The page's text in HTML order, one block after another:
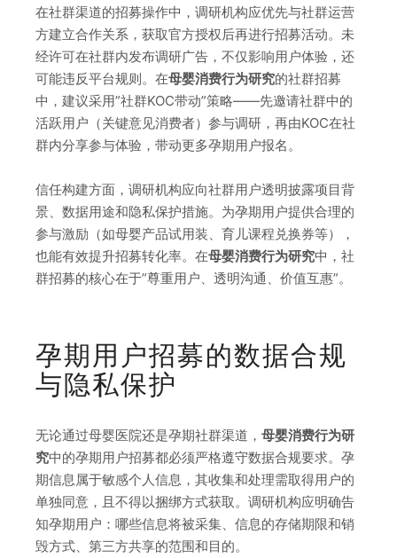
在社群渠道的招募操作中，调研机构应优先与社群运营
方建立合作关系，获取官方授权后再进行招募活动。未
经许可在社群内发布调研广告，不仅影响用户体验，还
可能违反平台规则。在母婴消费行为研究的社群招募
中，建议采用”社群KOC带动”策略——先邀请社群中的
活跃用户（关键意见消费者）参与调研，再由KOC在社
群内分享参与体验，带动更多孕期用户报名。
信任构建方面，调研机构应向社群用户透明披露项目背
景、数据用途和隐私保护措施。为孕期用户提供合理的
参与激励（如母婴产品试用装、育儿课程兑换券等），
也能有效提升招募转化率。在母婴消费行为研究中，社
群招募的核心在于”尊重用户、透明沟通、价值互惠”。
孕期用户招募的数据合规
与隐私保护
无论通过母婴医院还是孕期社群渠道， 母婴消费行为研
究中的孕期用户招募都必须严格遵守数据合规要求。孕
期信息属于敏感个人信息，其收集和处理需取得用户的
单独同意，且不得以捆绑方式获取。调研机构应明确告
知孕期用户：哪些信息将被采集、信息的存储期限和销
毁方式、第三方共享的范围和目的。